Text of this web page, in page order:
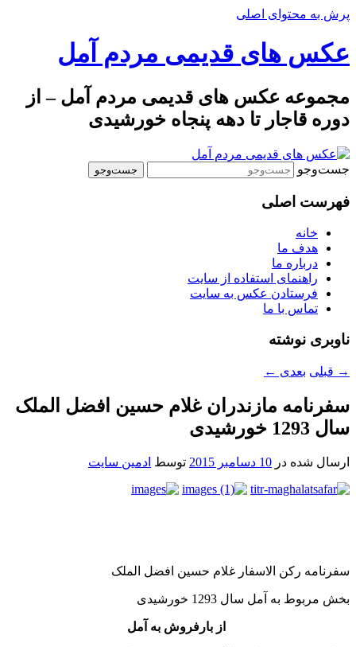
پرش به محتوای اصلی
عکس های قدیمی مردم آمل
مجموعه عکس های قدیمی مردم آمل – از
دوره قاجار تا دهه پنجاه خورشیدی
جست‌وجو
فهرست اصلی
خانه
هدف ما
درباره ما
راهنمای استفاده از سایت
فرستادن عکس به سایت
تماس با ما
ناوبری نوشته
→ قبلی بعدی ←
سفرنامه مازندران غلام حسین افضل الملک
سال 1293 خورشیدی
ارسال شده در 10 دسامبر 2015 توسط ادمین سایت
سفرنامه رکن الاسفار غلام حسین افضل الملک
بخش مربوط به آمل سال 1293 خورشیدی
از بارفروش به آمل